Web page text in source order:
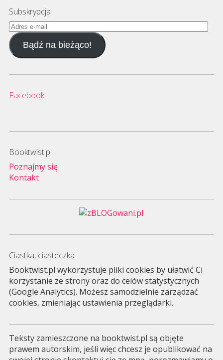
Subskrypcja
Adres
e-
mailBądź na bieżąco!
Facebook
Booktwist.pl
Poznajmy się
Kontakt
Ciastka, ciasteczka
Booktwist.pl wykorzystuje pliki cookies by ułatwić Ci
korzystanie ze strony oraz do celów statystycznych
(Google Analytics). Możesz samodzielnie zarządzać
cookies, zmieniając ustawienia przeglądarki.
Teksty zamieszczone na booktwist.pl są objęte
prawem autorskim, jeśli więc chcesz je opublikować na